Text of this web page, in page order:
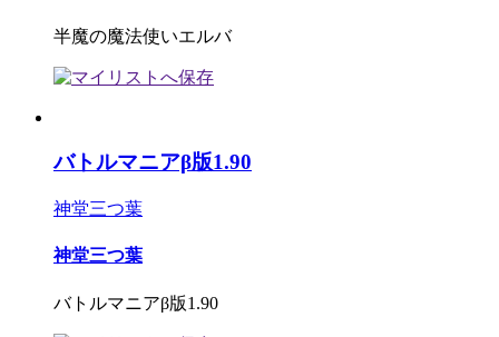
半魔の魔法使いエルバ
バトルマニアβ版1.90
神堂三つ葉
神堂三つ葉
バトルマニアβ版1.90